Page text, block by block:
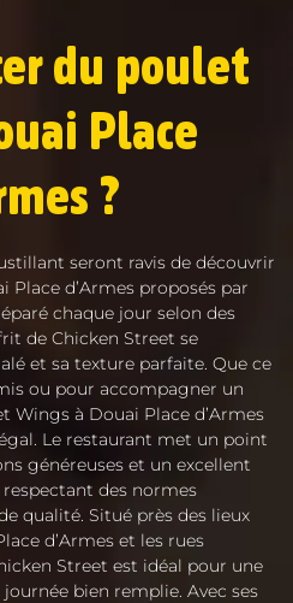
du poulet
Place
?
seront ravis de découvrir
Place d’Armes proposés par
chaque jour selon des
de Chicken Street se
et sa texture parfaite. Que ce
ou pour accompagner un
Wings à Douai Place d’Armes
Le restaurant met un point
généreuses et un excellent
des normes
qualité. Situé près des lieux
d’Armes et les rues
Street est idéal pour une
bien remplie. Avec ses